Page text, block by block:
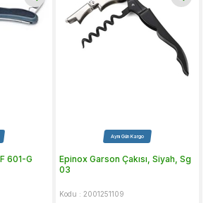
601-G
Aynı Gün Kargo
Epinox Garson Çakısı, Siyah, Sg
03
Kodu : 2001251109